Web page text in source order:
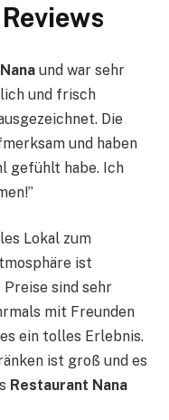
und war sehr
und frisch
Die
und haben
gefühlt habe. Ich
Lokal zum
ist
Preise sind sehr
mit Freunden
ein tolles Erlebnis.
ist groß und es
Restaurant Nana